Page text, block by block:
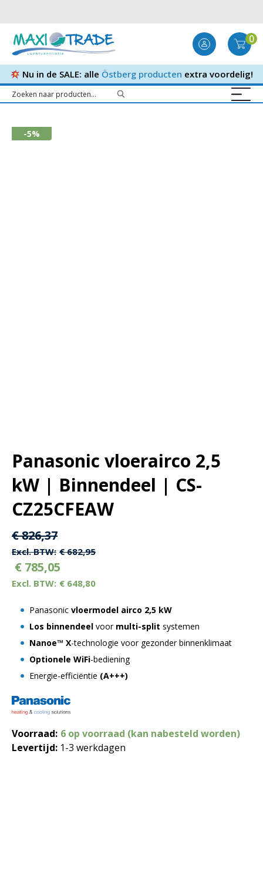
0
Nu in de SALE: alle Östberg producten extra voordelig!
-5%
Panasonic vloerairco 2,5
kW | Binnendeel | CS-
CZ25CFEAW
Oorspronkelijke
prijs
was:
€ 826,37.
€826,37Huidige
prijs
is:
€ 826,37.
€682,95
€ 785,05
€ 648,80
Panasonic vloermodel airco 2,5 kW
Los binnendeel voor multi-split systemen
Nanoe™ X-technologie voor gezonder binnenklimaat
Optionele WiFi-bediening
Energie-efficiëntie (A+++)
Voorraad: 6 op voorraad (kan nabesteld worden)
Levertijd: 1-3 werkdagen